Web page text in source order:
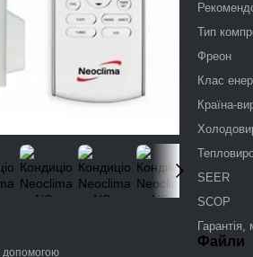
допомогою
Тип
Фреон
Клас
Країна-
SEER
SCOP
Гарантія,
Файли